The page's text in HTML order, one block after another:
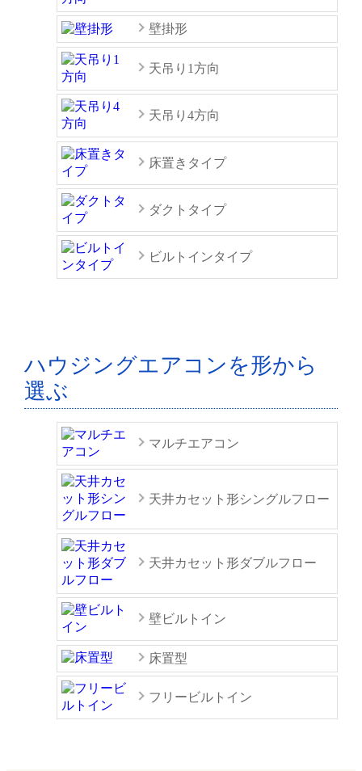
壁掛形
天吊り1方向
天吊り4方向
床置きタイプ
ダクトタイプ
ビルトインタイプ
ハウジングエアコンを形から
選ぶ
マルチエアコン
天井カセット形シングルフロー
天井カセット形ダブルフロー
壁ビルトイン
床置型
フリービルトイン